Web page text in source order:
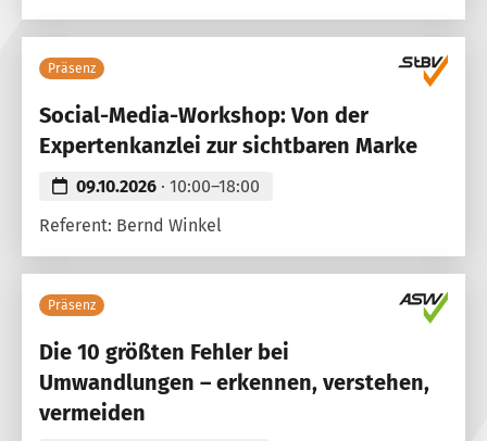
Präsenz
Social-Media-Workshop: Von der
Expertenkanzlei zur sichtbaren Marke
09.10.2026 · 10:00–18:00
Referent: Bernd Winkel
Präsenz
Die 10 größten Fehler bei
Umwandlungen – erkennen, verstehen,
vermeiden